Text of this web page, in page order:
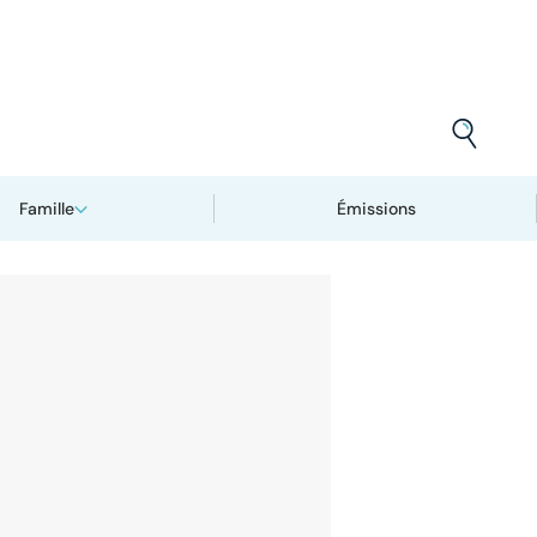
Famille Émissions